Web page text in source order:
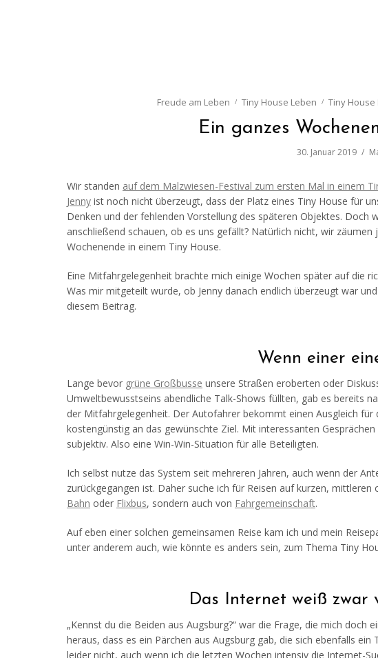
Freude am Leben Tiny House Leben Tiny
Ein ganzes
30. Januar 2019
Wir standen auf dem Malzwiesen-Festival zum ersten Mal in einem
Jenny ist noch nicht überzeugt, dass der Platz eines Tiny House für
Denken und der fehlenden Vorstellung des späteren Objektes. Doch
anschließend schauen, ob es uns gefällt? Natürlich nicht, wir
Wochenende in einem Tiny House.
Eine Mitfahrgelegenheit brachte mich einige Wochen später auf die
Was mir mitgeteilt wurde, ob Jenny danach endlich überzeugt war
diesem Beitrag.
Wenn einer
Lange bevor grüne Großbusse unsere Straßen eroberten oder
Umweltbewusstseins abendliche Talk-Shows füllten, gab es bereits
der Mitfahrgelegenheit. Der Autofahrer bekommt einen Ausgleich
kostengünstig an das gewünschte Ziel. Mit interessanten
subjektiv. Also eine Win-Win-Situation für alle Beteiligten.
Ich selbst nutze das System seit mehreren Jahren, auch wenn der
zurückgegangen ist. Daher suche ich für Reisen auf kurzen,
Bahn oder Flixbus, sondern auch von Fahrgemeinschaft.
Auf eben einer solchen gemeinsamen Reise kam ich und mein
unter anderem auch, wie könnte es anders sein, zum Thema Tiny
Das Internet weiß zwar
„Kennst du die Beiden aus Augsburg?“ war die Frage, die mich
heraus, dass es ein Pärchen aus Augsburg gab, die sich ebenfalls
leider nicht, auch wenn ich die letzten Wochen intensiv die Internet-